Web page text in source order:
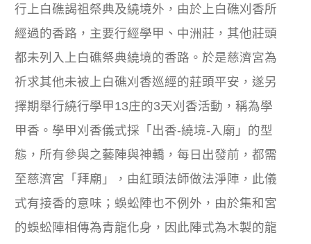
行上白礁謁祖祭典及繞境外，由於上白礁刈香所
經過的香路，主要行經學甲、中洲莊，其他莊頭
都未列入上白礁祭典繞境的香路。於是慈濟宮為
祈求其他未被上白礁刈香巡經的莊頭平安，遂另
擇期舉行繞行學甲13庄的3天刈香活動，稱為學
甲香。學甲刈香儀式採「出香-繞境-入廟」的型
態，所有參與之藝陣與神轎，每日出發前，都需
至慈濟宮「拜廟」，由紅頭法師做法淨陣，此儀
式有接香的意味；蜈蚣陣也不例外，由於集和宮
的蜈蚣陣相傳為青龍化身，因此陣式為木製的龍